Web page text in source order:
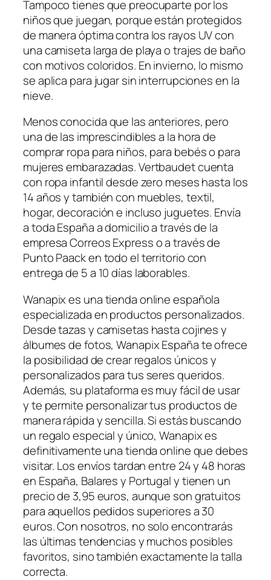
Tampoco tienes que preocuparte por los
niños que juegan, porque están protegidos
de manera óptima contra los rayos UV con
una camiseta larga de playa o trajes de baño
con motivos coloridos. En invierno, lo mismo
se aplica para jugar sin interrupciones en la
nieve.
Menos conocida que las anteriores, pero
una de las imprescindibles a la hora de
comprar ropa para niños, para bebés o para
mujeres embarazadas. Vertbaudet cuenta
con ropa infantil desde zero meses hasta los
14 años y también con muebles, textil,
hogar, decoración e incluso juguetes. Envía
a toda España a domicilio a través de la
empresa Correos Express o a través de
Punto Paack en todo el territorio con
entrega de 5 a 10 días laborables.
Wanapix es una tienda online española
especializada en productos personalizados.
Desde tazas y camisetas hasta cojines y
álbumes de fotos, Wanapix España te ofrece
la posibilidad de crear regalos únicos y
personalizados para tus seres queridos.
Además, su plataforma es muy fácil de usar
y te permite personalizar tus productos de
manera rápida y sencilla. Si estás buscando
un regalo especial y único, Wanapix es
definitivamente una tienda online que debes
visitar. Los envíos tardan entre 24 y 48 horas
en España, Balares y Portugal y tienen un
precio de 3,95 euros, aunque son gratuitos
para aquellos pedidos superiores a 30
euros. Con nosotros, no solo encontrarás
las últimas tendencias y muchos posibles
favoritos, sino también exactamente la talla
correcta.